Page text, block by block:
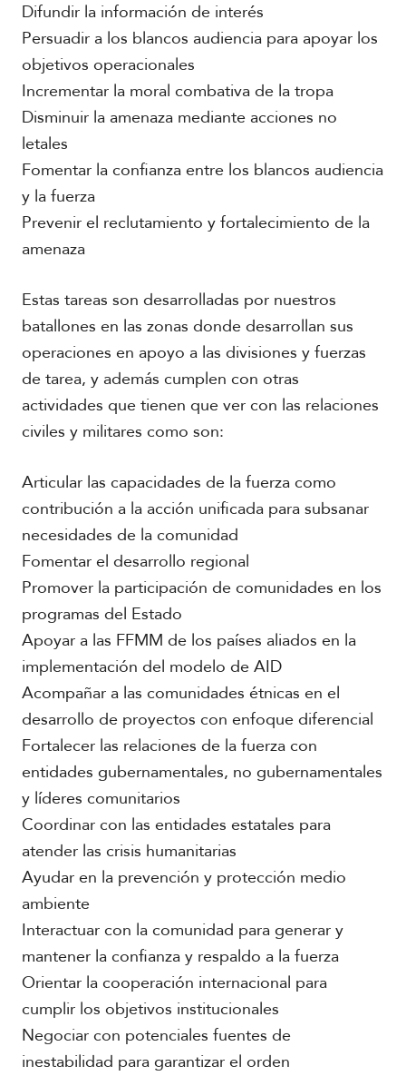
Difundir la información de interés
Persuadir a los blancos audiencia para apoyar los
objetivos operacionales
Incrementar la moral combativa de la tropa
Disminuir la amenaza mediante acciones no
letales
Fomentar la confianza entre los blancos audiencia
y la fuerza
Prevenir el reclutamiento y fortalecimiento de la
amenaza
Estas tareas son desarrolladas por nuestros
batallones en las zonas donde desarrollan sus
operaciones en apoyo a las divisiones y fuerzas
de tarea, y además cumplen con otras
actividades que tienen que ver con las relaciones
civiles y militares como son:
Articular las capacidades de la fuerza como
contribución a la acción unificada para subsanar
necesidades de la comunidad
Fomentar el desarrollo regional
Promover la participación de comunidades en los
programas del Estado
Apoyar a las FFMM de los países aliados en la
implementación del modelo de AID
Acompañar a las comunidades étnicas en el
desarrollo de proyectos con enfoque diferencial
Fortalecer las relaciones de la fuerza con
entidades gubernamentales, no gubernamentales
y líderes comunitarios
Coordinar con las entidades estatales para
atender las crisis humanitarias
Ayudar en la prevención y protección medio
ambiente
Interactuar con la comunidad para generar y
mantener la confianza y respaldo a la fuerza
Orientar la cooperación internacional para
cumplir los objetivos institucionales
Negociar con potenciales fuentes de
inestabilidad para garantizar el orden